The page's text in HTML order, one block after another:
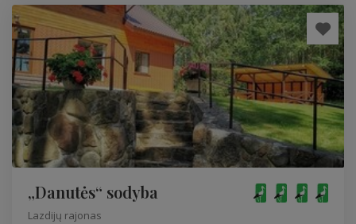
„Danutės“ sodyba
Lazdijų rajonas